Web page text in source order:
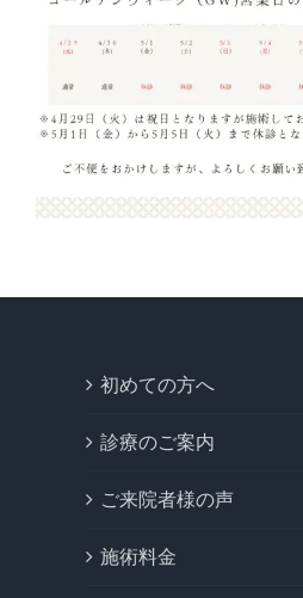
【自転車ル
転車講習会
ました（
3日）
初めての方へ
診療のご案内
ご来院者様の声
施術料金